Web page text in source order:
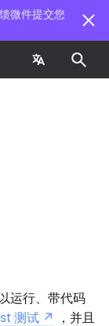
微件提交您
运行、带代码
测试
，并且